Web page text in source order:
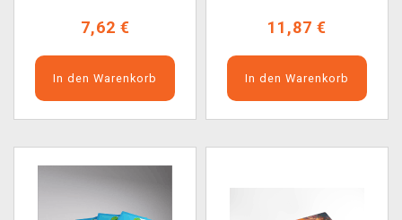
7,62 €
In den Warenkorb
11,87 €
In den Warenkorb